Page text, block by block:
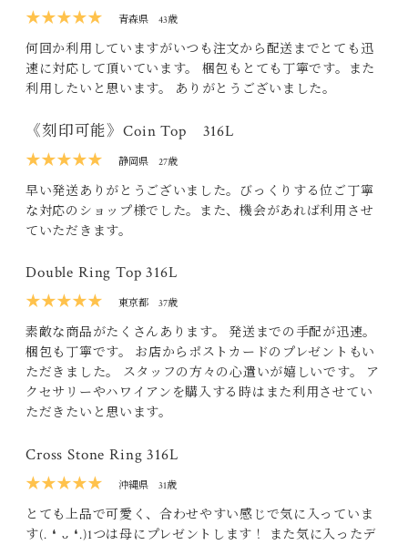
★★★★★
青森県 43歳
何回か利用していますがいつも注文から配送までとても迅
速に対応して頂いています。 梱包もとても丁寧です。また
利用したいと思います。 ありがとうございました。
《刻印可能》Coin Top 316L
★★★★★
静岡県 27歳
早い発送ありがとうございました。びっくりする位ご丁寧
な対応のショップ様でした。また、機会があれば利用させ
ていただきます。
Double Ring Top 316L
★★★★★
東京都 37歳
素敵な商品がたくさんあります。 発送までの手配が迅速。
梱包も丁寧です。 お店からポストカードのプレゼントもい
ただきました。 スタッフの方々の心遣いが嬉しいです。 ア
クセサリーやハワイアンを購入する時はまた利用させてい
ただきたいと思います。
Cross Stone Ring 316L
★★★★★
沖縄県 31歳
とても上品で可愛く、合わせやすい感じで気に入っていま
す(⁠.⁠ ⁠❛⁠ ⁠ᴗ⁠ ⁠❛⁠.⁠)1つは母にプレゼントします！ また気に入ったデ